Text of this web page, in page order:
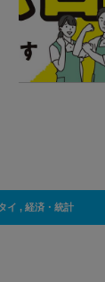
工場設備
イ , 経済・統計